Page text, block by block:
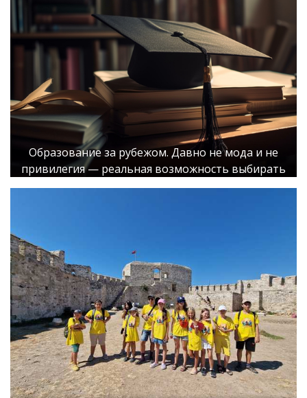
Образование за рубежом. Давно не мода и не
привилегия — реальная возможность выбирать